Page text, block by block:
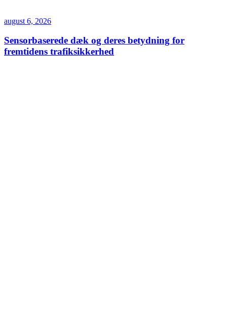
august 6, 2026
Sensorbaserede dæk og deres betydning for
fremtidens trafiksikkerhed